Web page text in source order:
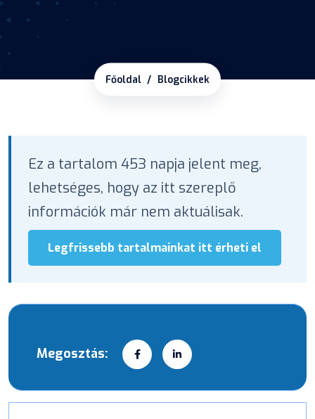
Főoldal Blogcikkek
Ez a tartalom 453 napja jelent meg,
lehetséges, hogy az itt szereplő
információk már nem aktuálisak.
Legfrissebb tartalmainkat itt érheti el
Megosztás: